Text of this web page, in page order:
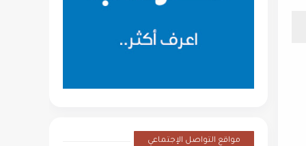
مواقع التواصل الإجتماعي